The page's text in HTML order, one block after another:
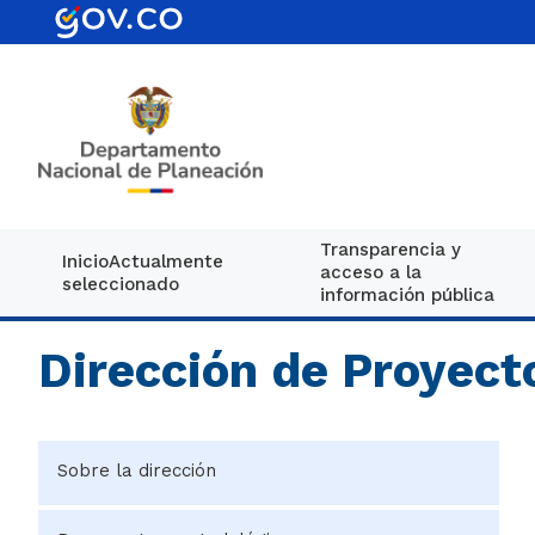
InicioActualmente
seleccionado
Transparencia y
acceso a la
información pública
Dirección de
Sobre la dirección